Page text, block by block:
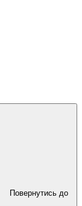
Повернутись до